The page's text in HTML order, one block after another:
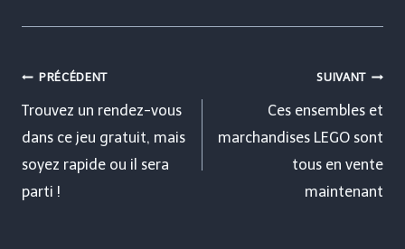
Navigation
de
l’article
PRÉCÉDENT
Trouvez un rendez-vous
dans ce jeu gratuit, mais
soyez rapide ou il sera
parti !
SUIVANT
Ces ensembles et
marchandises LEGO sont
tous en vente
maintenant